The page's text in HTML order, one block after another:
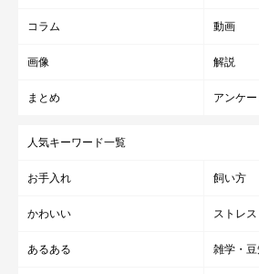
コラム 動画
画像 解説
まとめ アンケー
人気キーワード一覧
お手入れ 飼い方
かわいい ストレス
あるある 雑学・